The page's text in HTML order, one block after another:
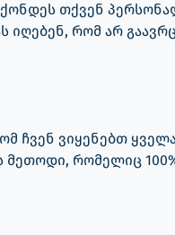
თქვენ
რომ არ
ვიყენებთ
რომელიც